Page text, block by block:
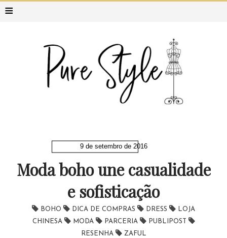
≡
9 de setembro de 2016
Moda boho une casualidade
e sofisticação
BOHO DICA DE COMPRAS DRESS
LOJA
CHINESA
MODA PARCERIA
PUBLIPOST
RESENHA
ZAFUL